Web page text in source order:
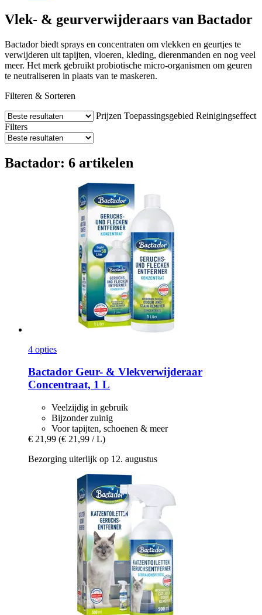
Vlek- & geurverwijderaars van Bactador
Bactador biedt sprays en concentraten om vlekken en geurtjes te
verwijderen uit tapijten, vloeren, kleding, dierenmanden en nog veel
meer. Het merk gebruikt probiotische micro-organismen om geuren
te neutraliseren in plaats van te maskeren.
Filteren & Sorteren
Prijzen Toepassingsgebied Reinigingseffect
Filters
Bactador: 6 artikelen
4 opties
Bactador Geur-​ & Vlekverwijderaar
Concentraat, 1 L
Veelzijdig in gebruik
Bijzonder zuinig
Voor tapijten, schoenen & meer
€ 21,99 (€ 21,99 / L)
Bezorging uiterlijk op 12. augustus